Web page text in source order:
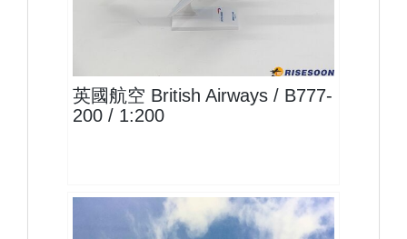
BAW20B772P01
英國航空 British Airways / B777-
200 / 1:200